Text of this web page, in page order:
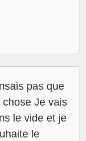
pas que
Je vais
le vide et je
le